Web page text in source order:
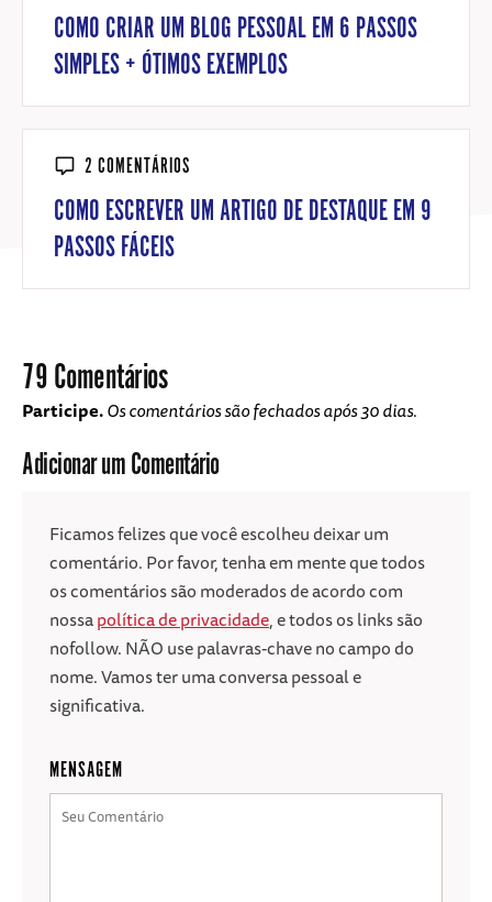
COMO CRIAR UM BLOG PESSOAL EM 6 PASSOS
SIMPLES + ÓTIMOS EXEMPLOS
2 COMENTÁRIOS
COMO ESCREVER UM ARTIGO DE DESTAQUE EM 9
PASSOS FÁCEIS
79 Comentários
Participe.Os comentários são fechados após 30 dias.
Adicionar um Comentário
Ficamos felizes que você escolheu deixar um
comentário. Por favor, tenha em mente que todos
os comentários são moderados de acordo com
nossapolítica de privacidade, e todos os links são
nofollow. NÃO use palavras-chave no campo do
nome. Vamos ter uma conversa pessoal e
significativa.
MENSAGEM